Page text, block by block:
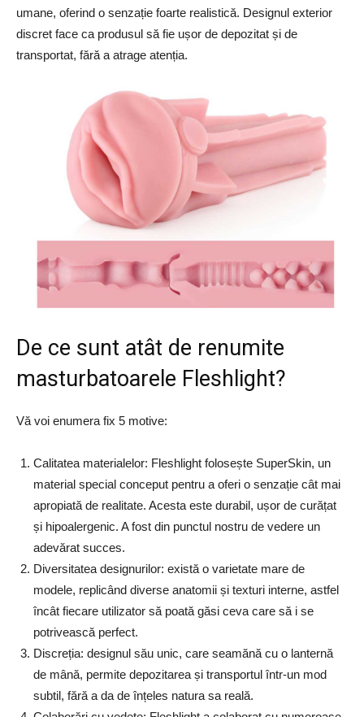
umane, oferind o senzație foarte realistică. Designul exterior
discret face ca produsul să fie ușor de depozitat și de
transportat, fără a atrage atenția.
De ce sunt atât de renumite
masturbatoarele Fleshlight?
Vă voi enumera fix 5 motive:
Calitatea materialelor: Fleshlight folosește SuperSkin, un
material special conceput pentru a oferi o senzație cât mai
apropiată de realitate. Acesta este durabil, ușor de curățat
și hipoalergenic. A fost din punctul nostru de vedere un
adevărat succes.
Diversitatea designurilor: există o varietate mare de
modele, replicând diverse anatomii și texturi interne, astfel
încât fiecare utilizator să poată găsi ceva care să i se
potrivească perfect.
Discreția: designul său unic, care seamănă cu o lanternă
de mână, permite depozitarea și transportul într-un mod
subtil, fără a da de înțeles natura sa reală.